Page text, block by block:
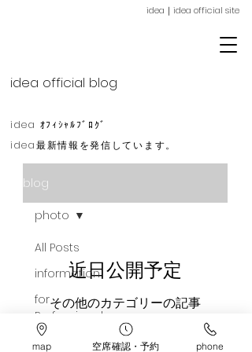
idea｜idea official site
顔周りレイヤー｜TOKIO｜ヘッドスパ｜髪質改善｜イルミナカラー｜栄駅5分
idea official blog
idea ｵﾌｨｼｬﾙﾌﾞﾛｸﾞ
idea最新情報を発信しています。
blog
All Posts
information
for
Professionals
photo
photo
近日公開予定
その他のカテゴリーの記事
を見ましょう。
map 空席確認・予約 phone